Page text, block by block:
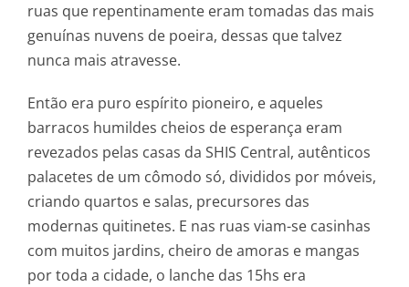
ruas que repentinamente eram tomadas das mais
genuínas nuvens de poeira, dessas que talvez
nunca mais atravesse.
Então era puro espírito pioneiro, e aqueles
barracos humildes cheios de esperança eram
revezados pelas casas da SHIS Central, autênticos
palacetes de um cômodo só, divididos por móveis,
criando quartos e salas, precursores das
modernas quitinetes. E nas ruas viam-se casinhas
com muitos jardins, cheiro de amoras e mangas
por toda a cidade, o lanche das 15hs era